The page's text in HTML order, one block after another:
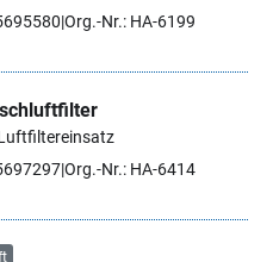
Org.-Nr.: HA-6199
Org.-Nr.: HA-6414